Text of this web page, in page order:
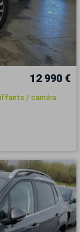
12 990 €
/ caméra